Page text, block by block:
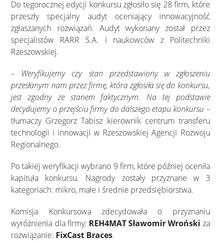
Do tegorocznej edycji konkursu zgłosiło się 28 firm, które
przeszły specjalny audyt oceniający innowacyjność
zgłaszanych rozwiązań. Audyt wykonany został przez
specjalistów RARR S.A. i naukowców z Politechniki
Rzeszowskiej.
– Weryfikujemy czy stan przedstawiony w zgłoszeniu
przesłanym nam przez firmę, która zgłosiła się do konkursu,
jest zgodny ze stanem faktycznym. Na tej podstawie
decydujemy o przejściu firmy do dalszego etapu konkursu –
tłumaczy Grzegorz Tabisz kierownik centrum transferu
technologii i innowacji w Rzeszowskiej Agencji Rozwoju
Regionalnego.
Po takiej weryfikacji wybrano 9 firm, które później oceniła
kapituła konkursu. Nagrody zostały przyznane w 3
kategoriach: mikro, małe i średnie przedsiębiorstwa.
Komisja Konkursowa zdecydowała o przyznaniu
wyróżnienia dla firmy: REH4MAT Sławomir Wroński za
rozwiązanie: FixCast Braces.